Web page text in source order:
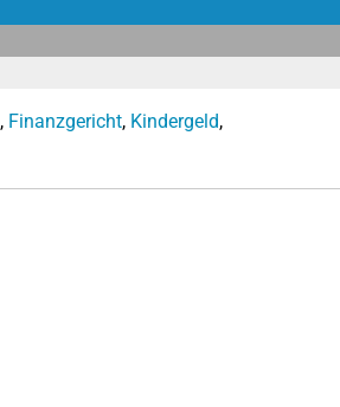
, Finanzgericht, Kindergeld,